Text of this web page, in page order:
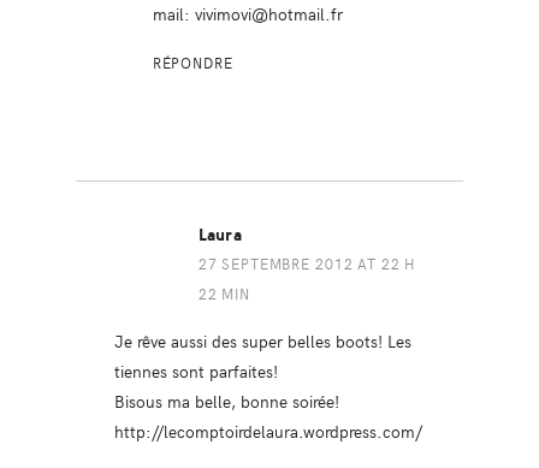
mail: vivimovi@hotmail.fr
RÉPONDRE
Laura
27 SEPTEMBRE 2012 AT 22 H
22 MIN
Je rêve aussi des super belles boots! Les
tiennes sont parfaites!
Bisous ma belle, bonne soirée!
http://lecomptoirdelaura.wordpress.com/